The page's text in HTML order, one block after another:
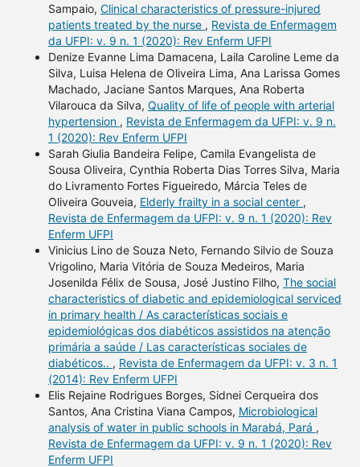
Sampaio, Clinical characteristics of pressure-injured
patients treated by the nurse , Revista de Enfermagem
da UFPI: v. 9 n. 1 (2020): Rev Enferm UFPI
Denize Evanne Lima Damacena, Laila Caroline Leme da
Silva, Luisa Helena de Oliveira Lima, Ana Larissa Gomes
Machado, Jaciane Santos Marques, Ana Roberta
Vilarouca da Silva, Quality of life of people with arterial
hypertension , Revista de Enfermagem da UFPI: v. 9 n.
1 (2020): Rev Enferm UFPI
Sarah Giulia Bandeira Felipe, Camila Evangelista de
Sousa Oliveira, Cynthia Roberta Dias Torres Silva, Maria
do Livramento Fortes Figueiredo, Márcia Teles de
Oliveira Gouveia, Elderly frailty in a social center ,
Revista de Enfermagem da UFPI: v. 9 n. 1 (2020): Rev
Enferm UFPI
Vinicius Lino de Souza Neto, Fernando Silvio de Souza
Vrigolino, Maria Vitória de Souza Medeiros, Maria
Josenilda Félix de Sousa, José Justino Filho, The social
characteristics of diabetic and epidemiological serviced
in primary health / As características sociais e
epidemiológicas dos diabéticos assistidos na atenção
primária a saúde / Las características sociales de
diabéticos.. , Revista de Enfermagem da UFPI: v. 3 n. 1
(2014): Rev Enferm UFPI
Elis Rejaine Rodrigues Borges, Sidnei Cerqueira dos
Santos, Ana Cristina Viana Campos, Microbiological
analysis of water in public schools in Marabá, Pará ,
Revista de Enfermagem da UFPI: v. 9 n. 1 (2020): Rev
Enferm UFPI